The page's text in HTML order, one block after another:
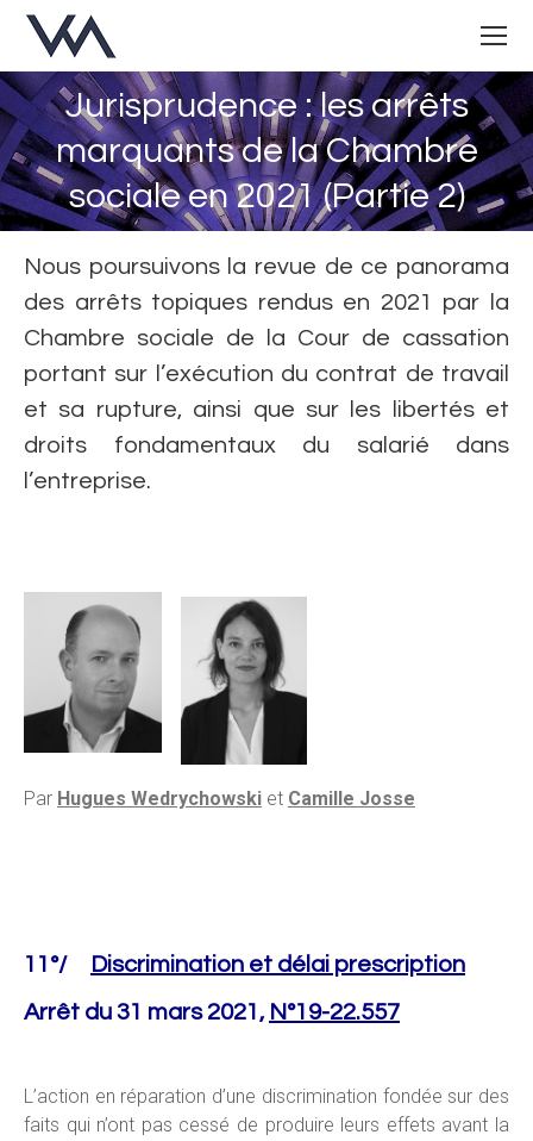
Jurisprudence : les arrêts
marquants de la Chambre
sociale en 2021 (Partie 2)
Vous êtes ici :
Nous poursuivons la revue de ce panorama
des arrêts topiques rendus en 2021 par la
Chambre sociale de la Cour de cassation
portant sur l’exécution du contrat de travail
et sa rupture, ainsi que sur les libertés et
droits fondamentaux du salarié dans
l’entreprise.
Par Hugues Wedrychowski et Camille Josse
11°/
Discrimination et délai prescription
Arrêt du 31 mars 2021, N°19-22.557
L’action en réparation d’une discrimination fondée sur des
faits qui n’ont pas cessé de produire leurs effets avant la